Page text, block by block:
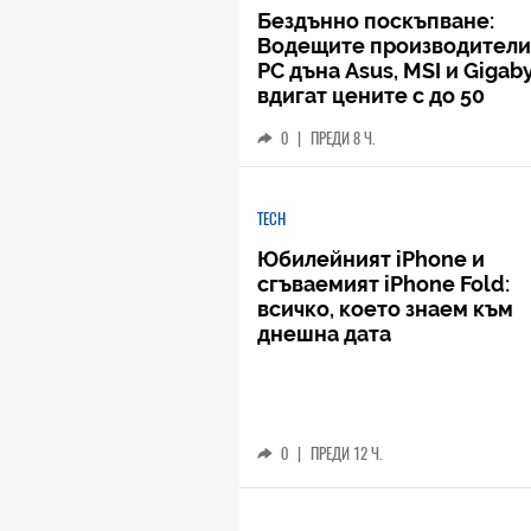
Бездънно поскъпване:
Водещите
РС дъна Asus, MSI и
вдигат цените с до 50
0 | ПРЕДИ 8 Ч.
TECH
Юбилейният iPhone и
сгъваемият iPhone Fold:
всичко, което знаем към
днешна дата
0 | ПРЕДИ 12 Ч.